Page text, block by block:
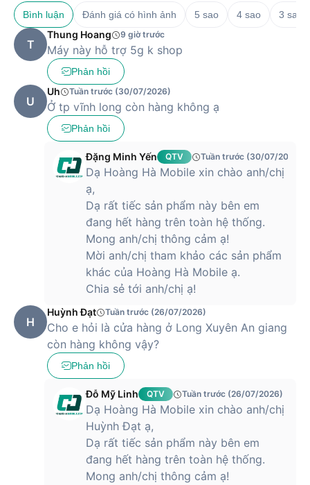
Bình luận Đánh giá có hình ảnh 5 sao 4 sao 3 sao
T
Thung Hoang 9 giờ trước
Máy này hỗ trợ 5g k shop
Phản hồi
U
Uh Tuần trước (30/07/2026)
Ở tp vĩnh long còn hàng không ạ
Phản hồi
Đặng Minh Yến QTV Tuần trước (30/07/2026)
Dạ Hoàng Hà Mobile xin chào anh/chị
ạ,
Dạ rất tiếc sản phẩm này bên em
đang hết hàng trên toàn hệ thống.
Mong anh/chị thông cảm ạ!
Mời anh/chị tham khảo các sản phẩm
khác của Hoàng Hà Mobile ạ.
Chia sẻ tới anh/chị ạ!
H
Huỳnh Đạt Tuần trước (26/07/2026)
Cho e hỏi là cửa hàng ở Long Xuyên An giang
còn hàng không vậy?
Phản hồi
Đỗ Mỹ Linh QTV Tuần trước (26/07/2026)
Dạ Hoàng Hà Mobile xin chào anh/chị
Huỳnh Đạt ạ,
Dạ rất tiếc sản phẩm này bên em
đang hết hàng trên toàn hệ thống.
Mong anh/chị thông cảm ạ!